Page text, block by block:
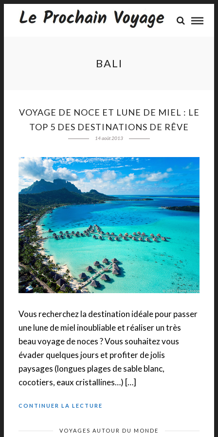
BALI
VOYAGE DE NOCE ET LUNE DE MIEL : LE
TOP 5 DES DESTINATIONS DE RÊVE
14 août 2013
Vous recherchez la destination idéale pour passer
une lune de miel inoubliable et réaliser un très
beau voyage de noces ? Vous souhaitez vous
évader quelques jours et profiter de jolis
paysages (longues plages de sable blanc,
cocotiers, eaux cristallines…) […]
CONTINUER LA LECTURE
VOYAGES AUTOUR DU MONDE